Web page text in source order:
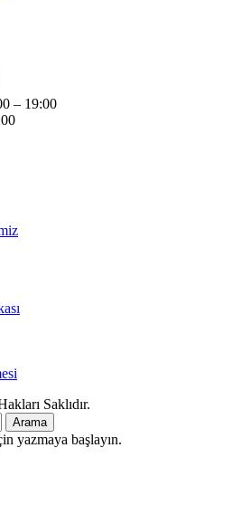
– 19:00
Saklıdır.
Arama
yazmaya başlayın.